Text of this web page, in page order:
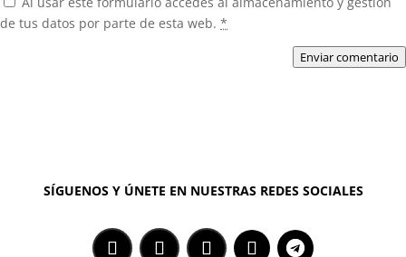
de tus datos por parte de esta web. *
Enviar comentario
SÍGUENOS Y ÚNETE EN NUESTRAS REDES SOCIALES